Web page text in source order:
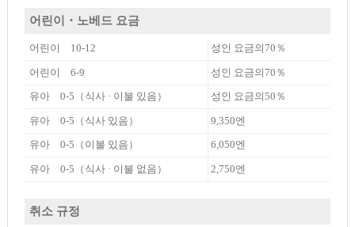
어린이・노베드 요금
어린이 10-12 성인 요금의70％
어린이 6-9 성인 요금의70％
유아 0-5（식사 · 이불 있음） 성인 요금의50％
유아 0-5（식사 있음） 9,350엔
유아 0-5（이불 있음） 6,050엔
유아 0-5（식사 · 이불 없음） 2,750엔
취소 규정